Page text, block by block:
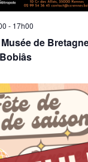
- 17h00
de